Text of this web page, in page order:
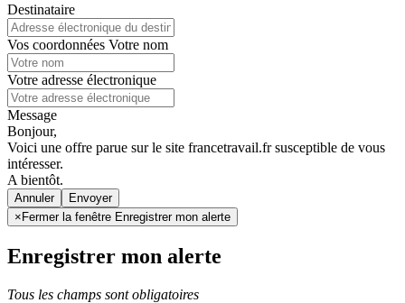
Destinataire
Vos coordonnées Votre nom
Votre adresse électronique
Message
Bonjour,
Voici une offre parue sur le site francetravail.fr susceptible de vous
intéresser.
A bientôt.
Annuler
× Fermer la fenêtre Enregistrer mon alerte
Enregistrer mon alerte
Tous les champs sont obligatoires